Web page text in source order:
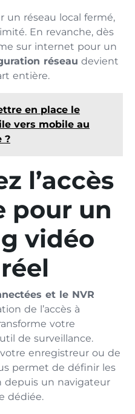
un réseau local fermé,
En revanche, dès
sur internet pour un
réseau devient
entière.
en place le
vers mobile au
?
l’accès
pour un
vidéo
et le NVR
de l’accès à
votre
de surveillance.
enregistreur ou de
permet de définir les
depuis un navigateur
dédiée.